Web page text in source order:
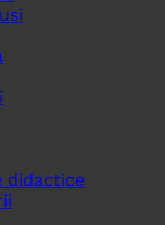
didactice